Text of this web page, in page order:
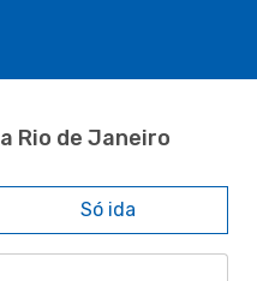
Rio de Janeiro
Só ida